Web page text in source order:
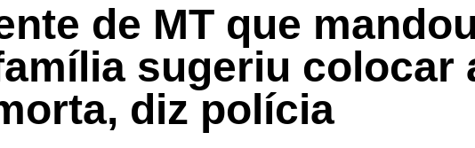
de MT que
sugeriu colocar
diz polícia